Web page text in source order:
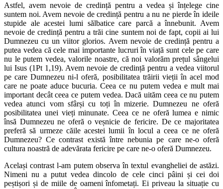
Astfel, avem nevoie de credință pentru a vedea și înțelege cine
suntem noi. Avem nevoie de credință pentru a nu ne pierde în ideile
stupide ale acestei lumi sălbatice care parcă a înnebunit. Avem
nevoie de credință pentru a trăi cine suntem noi de fapt, copii ai lui
Dumnezeu cu un viitor glorios. Avem nevoie de credință pentru a
putea vedea că cele mai importante lucruri în viață sunt cele pe care
nu le putem vedea, valorile noastre, că noi valorăm prețul sângelui
lui Isus (1Pt 1,19). Avem nevoie de credință pentru a vedea viitorul
pe care Dumnezeu ni-l oferă, posibilitatea trăirii vieții în acel mod
care ne poate aduce bucuria. Ceea ce nu putem vedea e mult mai
important decât ceea ce putem vedea. Dacă uităm ceea ce nu putem
vedea atunci vom sfârși cu toți în mizerie. Dumnezeu ne oferă
posibilitatea unei vieți minunate. Ceea ce ne oferă lumea e nimic
însă Dumnezeu ne oferă o veșnicie de fericire. De ce majoritatea
preferă să urmeze căile acestei lumii în locul a ceea ce ne oferă
Dumnezeu? Ce contrast există între nebunia pe care ne-o oferă
cultura noastră de adevărata fericire pe care ne-o oferă Dumnezeu.
Același contrast l-am putem observa în textul evangheliei de astăzi.
Nimeni nu a putut vedea dincolo de cele cinci pâini și cei doi
peștișori și de miile de oameni înfometați. Ei priveau la situație cu